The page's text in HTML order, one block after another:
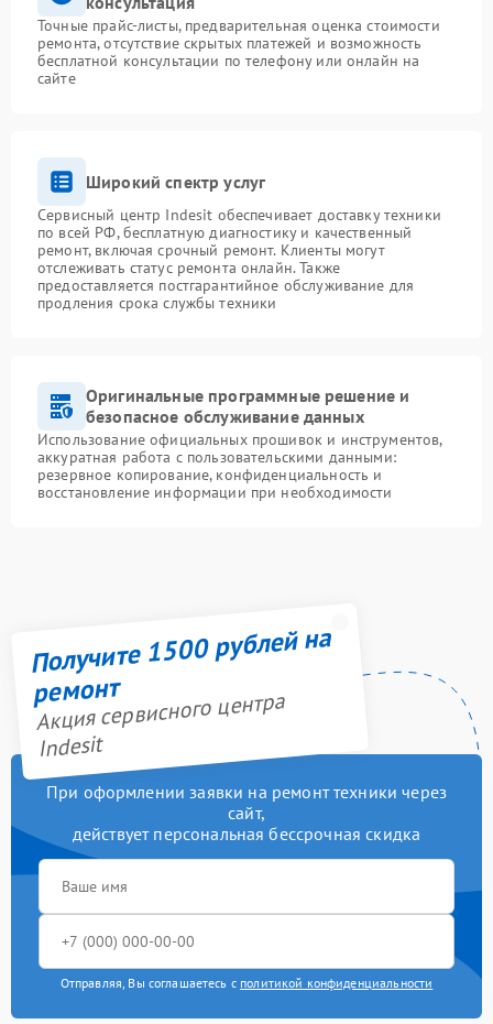
Точные прайс-листы, предварительная оценка стоимости
ремонта, отсутствие скрытых платежей и возможность
бесплатной консультации по телефону или онлайн на
сайте
Широкий спектр услуг
Сервисный центр Indesit обеспечивает доставку техники
по всей РФ, бесплатную диагностику и качественный
ремонт, включая срочный ремонт. Клиенты могут
отслеживать статус ремонта онлайн. Также
предоставляется постгарантийное обслуживание для
продления срока службы техники
Оригинальные программные решение и
безопасное обслуживание данных
Использование официальных прошивок и инструментов,
аккуратная работа с пользовательскими данными:
резервное копирование, конфиденциальность и
восстановление информации при необходимости
Получите 1500 рублей на
ремонт
Акция сервисного центра
Indesit
При оформлении заявки на ремонт техники через
сайт,
действует персональная бессрочная скидка
Отправляя, Вы соглашаетесь с политикой конфиденциальности